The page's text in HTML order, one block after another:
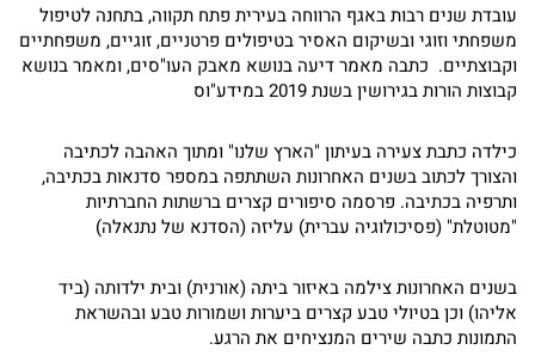
עובדת שנים רבות באגף הרווחה בעירית פתח תקווה, בתחנה לטיפול
משפחתי וזוגי ובשיקום האסיר בטיפולים פרטניים, זוגיים, משפחתיים
וקבוצתיים. כתבה מאמר דיעה בנושא מאבק העו"סים, ומאמר בנושא
קבוצות הורות בגירושין בשנת 2019 במידע"וס
כילדה כתבת צעירה בעיתון "הארץ שלנו" ומתוך האהבה לכתיבה
והצורך לכתוב בשנים האחרונות השתתפה במספר סדנאות בכתיבה,
ותרפיה בכתיבה. פרסמה סיפורים קצרים ברשתות החברתיות
"מטוטלת" (פסיכולוגיה עברית) עליזה (הסדנא של נתנאלה)
בשנים האחרונות צילמה באיזור ביתה (אורנית) ובית ילדותה (ביד
אליהו) וכן בטיולי טבע קצרים ביערות ושמורות טבע ובהשראת
התמונות כתבה שירים המנציחים את הרגע.